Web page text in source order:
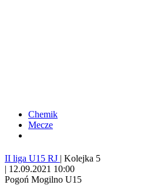
Chemik
Mecze
II liga U15 RJ | Kolejka 5
| 12.09.2021 10:00
Pogoń Mogilno U15